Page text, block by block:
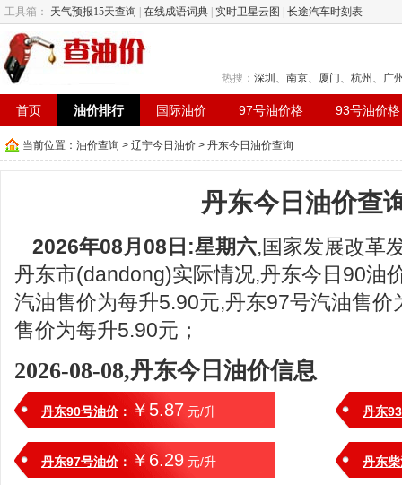
热搜： 深圳 、 南京、 厦门、 杭州 、 广
首页 油价排行 国际油价 97号油价格 93号油价格
工具箱： 天气预报15天查询 在线成语词典 实时卫星云图 长途汽车时刻表
当前位置： 油价查询 > 辽宁今日油价 > 丹东今日油价查询
丹东今日油价查
2026年08月08日:星期六,国家发展改革
丹东市(dandong)实际情况,丹东今日90油
汽油售价为每升5.90元,丹东97号汽油售价
售价为每升5.90元；
2026-08-08,丹东今日油价信息
丹东90号油价 ： ￥5.87 元/升 丹东
丹东97号油价 ： ￥6.29 元/升 丹东